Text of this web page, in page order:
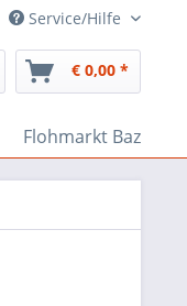
Service/Hilfe
€ 0,00 *
Flohmarkt Bazar